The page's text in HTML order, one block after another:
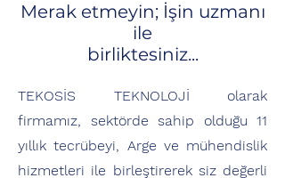
Merak etmeyin; İşin uzmanı
ile
birliktesiniz...
TEKOSİS TEKNOLOJİ olarak
firmamız, sektörde sahip olduğu 11
yıllık tecrübeyi, Arge ve mühendislik
hizmetleri ile birleştirerek siz değerli